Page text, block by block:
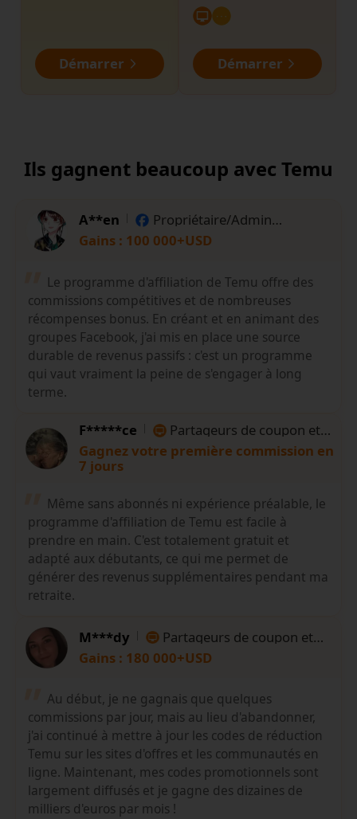
Démarrer Démarrer
Ils gagnent beaucoup avec Temu
A**en Propriétaire/Admin
Facebook
Gains : 100 000+USD
Le programme d'affiliation de Temu offre des
commissions compétitives et de nombreuses
récompenses bonus. En créant et en animant des
groupes Facebook, j'ai mis en place une source
durable de revenus passifs : c'est un programme
qui vaut vraiment la peine de s'engager à long
terme.
F*****ce Partageurs de coupon et
d'offre
Gagnez votre première commission en
7 jours
Même sans abonnés ni expérience préalable, le
programme d'affiliation de Temu est facile à
prendre en main. C'est totalement gratuit et
adapté aux débutants, ce qui me permet de
générer des revenus supplémentaires pendant ma
retraite.
M***dy Partageurs de coupon et
d'offre
Gains : 180 000+USD
Au début, je ne gagnais que quelques
commissions par jour, mais au lieu d'abandonner,
j'ai continué à mettre à jour les codes de réduction
Temu sur les sites d'offres et les communautés en
ligne. Maintenant, mes codes promotionnels sont
largement diffusés et je gagne des dizaines de
milliers d'euros par mois !